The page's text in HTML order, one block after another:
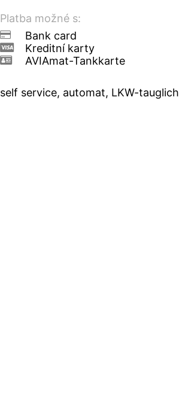
Platba možné s:
Bank card
Kreditní karty
AVIAmat-Tankkarte
self service, automat, LKW-tauglich